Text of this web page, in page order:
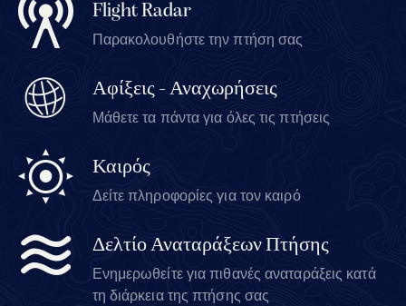
Flight Radar
Παρακολουθήστε την πτήση σας
Αφίξεις - Αναχωρήσεις
Μάθετε τα πάντα για όλες τις πτήσεις
Καιρός
Δείτε πληροφορίες για τον καιρό
Δελτίο Αναταράξεων Πτήσης
Ενημερωθείτε για πιθανές αναταράξεις κατά
τη διάρκεια της πτήσης σας